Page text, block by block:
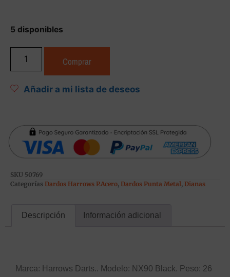
5 disponibles
Comprar
Añadir a mi lista de deseos
SKU 50769
Categorías Dardos Harrows P.Acero, Dardos Punta Metal, Dianas
Descripción Información adicional
Marca: Harrows Darts.. Modelo: NX90 Black. Peso: 26